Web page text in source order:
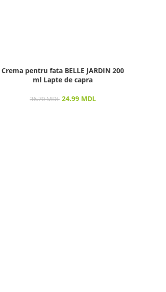
Crema pentru fata BELLE JARDIN 200
ml Lapte de capra
36.70MDL 24.99 MDL